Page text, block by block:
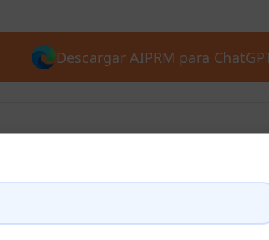
Descargar AIPRM para
ChatGPT